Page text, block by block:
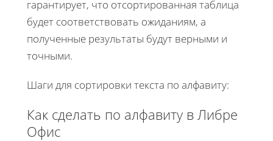
гарантирует, что отсортированная таблица
будет соответствовать ожиданиям, а
полученные результаты будут верными и
точными.
Шаги для сортировки текста по алфавиту:
Как сделать по алфавиту в Либре
Офис